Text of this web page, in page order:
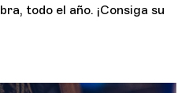
todo el año. ¡Consiga su